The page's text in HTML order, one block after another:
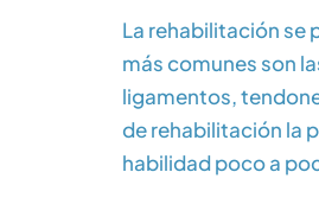
La rehabilitación se
más comunes son
ligamentos,
de rehabilitación la
habilidad poco a